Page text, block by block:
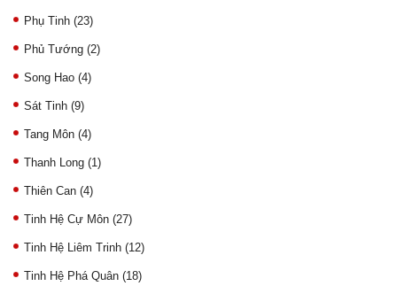
Phụ Tinh (23)
Phủ Tướng (2)
Song Hao (4)
Sát Tinh (9)
Tang Môn (4)
Thanh Long (1)
Thiên Can (4)
Tinh Hệ Cự Môn (27)
Tinh Hệ Liêm Trinh (12)
Tinh Hệ Phá Quân (18)